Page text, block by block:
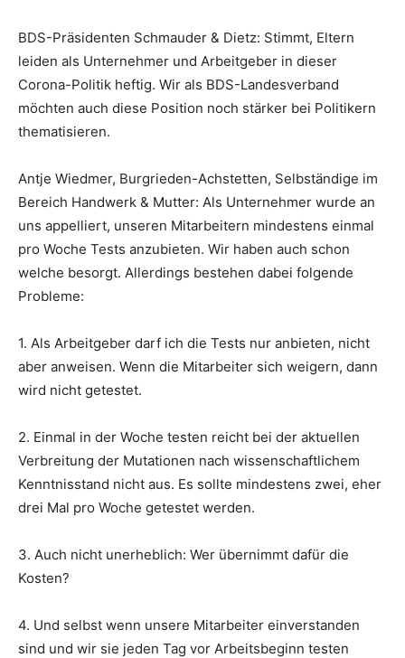
BDS-Präsidenten Schmauder & Dietz: Stimmt, Eltern
leiden als Unternehmer und Arbeitgeber in dieser
Corona-Politik heftig. Wir als BDS-Landesverband
möchten auch diese Position noch stärker bei Politikern
thematisieren.
Antje Wiedmer, Burgrieden-Achstetten, Selbständige im
Bereich Handwerk & Mutter: Als Unternehmer wurde an
uns appelliert, unseren Mitarbeitern mindestens einmal
pro Woche Tests anzubieten. Wir haben auch schon
welche besorgt. Allerdings bestehen dabei folgende
Probleme:
1. Als Arbeitgeber darf ich die Tests nur anbieten, nicht
aber anweisen. Wenn die Mitarbeiter sich weigern, dann
wird nicht getestet.
2. Einmal in der Woche testen reicht bei der aktuellen
Verbreitung der Mutationen nach wissenschaftlichem
Kenntnisstand nicht aus. Es sollte mindestens zwei, eher
drei Mal pro Woche getestet werden.
3. Auch nicht unerheblich: Wer übernimmt dafür die
Kosten?
4. Und selbst wenn unsere Mitarbeiter einverstanden
sind und wir sie jeden Tag vor Arbeitsbeginn testen